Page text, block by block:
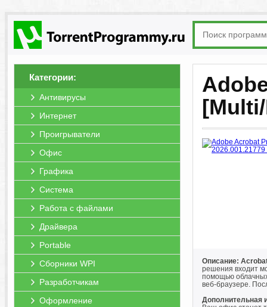
Категории:
Антивирусы
Интернет
Проигрыватели
Офис
Графика
Система
Работа с файлами
Драйвера
Portable
Сборники WPI
Разработчикам
Оформление
Описание:
решения входит
помощью
веб-браузере.
Дополнительная